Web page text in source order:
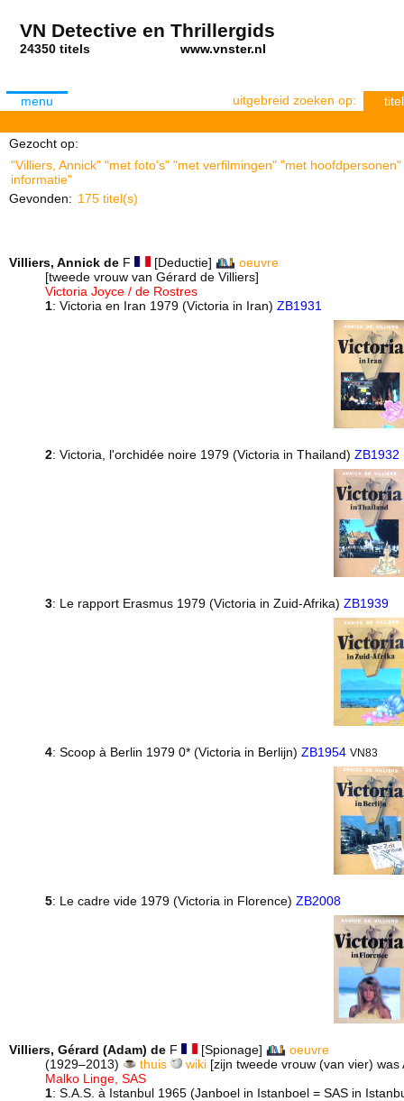
VN Detective en Thrillergids
24350 titels www.vnster.nl
menu uitgebreid zoeken op: titel
Gezocht op:
"Villiers, Annick" "met foto's" "met verfilmingen" "met
informatie"
Gevonden: 175 titel(s)
Villiers, Annick de F [Deductie]
oeuvre
[tweede vrouw van Gérard de Villiers]
Victoria Joyce / de Rostres
1: Victoria en Iran 1979 (Victoria in Iran) ZB1931
2: Victoria, l'orchidée noire 1979 (Victoria in Thailand) ZB1932
3: Le rapport Erasmus 1979 (Victoria in Zuid-Afrika) ZB1939
4: Scoop à Berlin 1979 0* (Victoria in Berlijn) ZB1954 VN83
5: Le cadre vide 1979 (Victoria in Florence) ZB2008
Villiers, Gérard (Adam) de F [Spionage]
oeuvre
(1929–2013)
thuis wiki[zijn tweede vrouw (van vier) was
Malko Linge, SAS
1: S.A.S. à Istanbul 1965 (Janboel in Istanboel = SAS in